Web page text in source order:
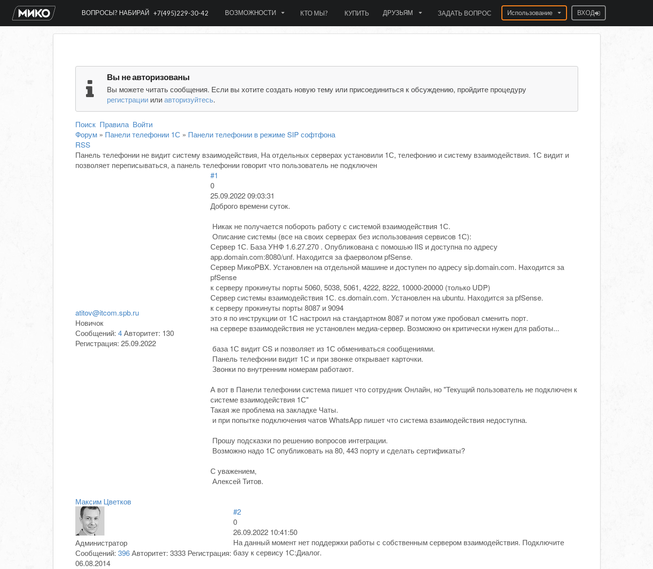
ВОПРОСЫ? НАБИРАЙ+7(495)229-30-42 ВОЗМОЖНОСТИ КТО МЫ? КУПИТЬ ДРУЗЬЯМ ЗАДАТЬ ВОПРОС Использование ВХОД
Вы не авторизованы
Вы можете читать сообщения. Если вы хотите создать новую тему или присоединиться к обсуждению, пройдите процедуру
регистрации илиавторизуйтесь.
Поиск Правила Войти
Форум » Панели телефонии 1С » Панели телефонии в режиме SIP софтфона
RSS
Панель телефонии не видит систему взаимодействия, На отдельных серверах установили 1С, телефонию и систему взаимодействия. 1С видит и
позволяет переписываться, а панель телефонии говорит что пользователь не подключен
atitov@itcom.spb.ru
Новичок
Сообщений: 4 Авторитет: 130
Регистрация: 25.09.2022
#1
0
25.09.2022 09:03:31
Доброго времени суток.
Никак не получается побороть работу с системой взаимодействия 1С.
Описание системы (все на своих серверах без использования сервисов 1С):
Сервер 1С. База УНФ 1.6.27.270 . Опубликована с помошью IIS и доступна по адресу
app.domain.com:8080/unf. Находится за фаерволом pfSense.
Сервер МикоPBX. Установлен на отдельной машине и доступен по адресу sip.domain.com. Находится за
pfSense
к серверу прокинуты порты 5060, 5038, 5061, 4222, 8222, 10000-20000 (только UDP)
Сервер системы взаимодействия 1С. cs.domain.com. Установлен на ubuntu. Находится за pfSense.
к серверу прокинуты порты 8087 и 9094
это я по инструкции от 1С настроил на стандартном 8087 и потом уже пробовал сменить порт.
на сервере взаимодействия не установлен медиа-сервер. Возможно он критически нужен для работы...
база 1С видит CS и позволяет из 1С обмениваться сообщениями.
Панель телефонии видит 1С и при звонке открывает карточки.
Звонки по внутренним номерам работают.
А вот в Панели телефонии система пишет что сотрудник Онлайн, но "Текущий пользователь не подключен к
системе взаимодействия 1С"
Такая же проблема на закладке Чаты.
и при попытке подключения чатов WhatsApp пишет что система взаимодействия недоступна.
Прошу подсказки по решению вопросов интеграции.
Возможно надо 1С опубликовать на 80, 443 порту и сделать сертификаты?
С уважением,
Алексей Титов.
Максим Цветков
Администратор
Сообщений: 396 Авторитет: 3333 Регистрация:
06.08.2014
#2
0
26.09.2022 10:41:50
На данный момент нет поддержки работы с собственным сервером взаимодействия. Подключите
базу к сервису 1С:Диалог.